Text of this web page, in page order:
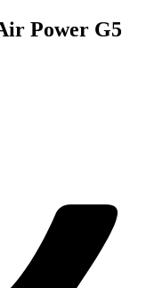
Power G5